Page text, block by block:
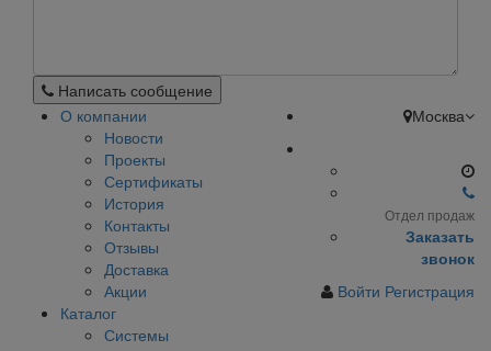
Написать сообщение
О компании
Новости
Проекты
Сертификаты
История
Контакты
Отзывы
Доставка
Акции
Каталог
Системы
Москва
Отдел продаж
Заказать
звонок
Войти Регистрация